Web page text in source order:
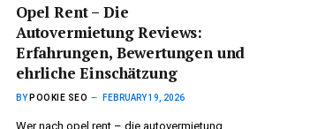
Opel Rent – Die
Autovermietung Reviews:
Erfahrungen, Bewertungen und
ehrliche Einschätzung
BY POOKIE SEO FEBRUARY 19, 2026
Wer nach opel rent – die autovermietung